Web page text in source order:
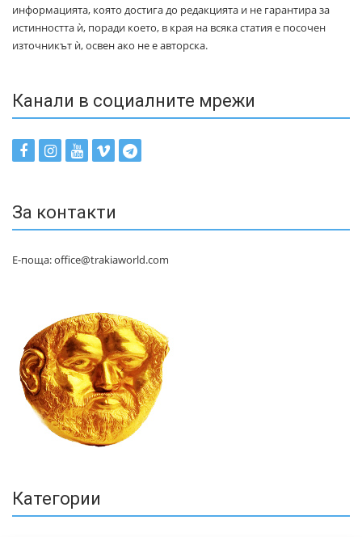
информацията, която достига до редакцията и не гарантира за
истинността ѝ, поради което, в края на всяка статия е посочен
източникът ѝ, освен ако не е авторска.
Канали в социалните мрежи
За контакти
Е-поща: office@trakiaworld.com
Категории